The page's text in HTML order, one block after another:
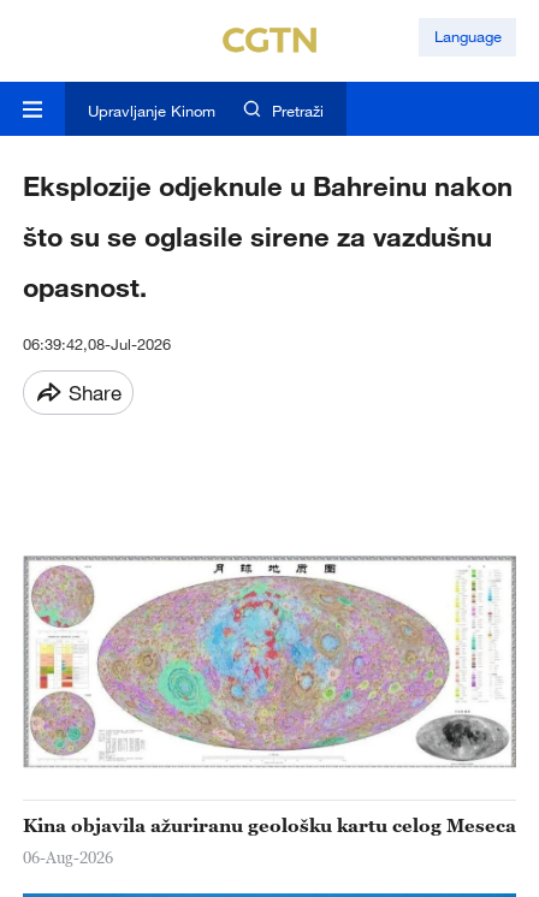
Language
Upravljanje Kinom Pretraži
Eksplozije odjeknule u Bahreinu nakon
što su se oglasile sirene za vazdušnu
opasnost.
06:39:42,08-Jul-2026
Share
Kina objavila ažuriranu geološku kartu celog Meseca
06-Aug-2026